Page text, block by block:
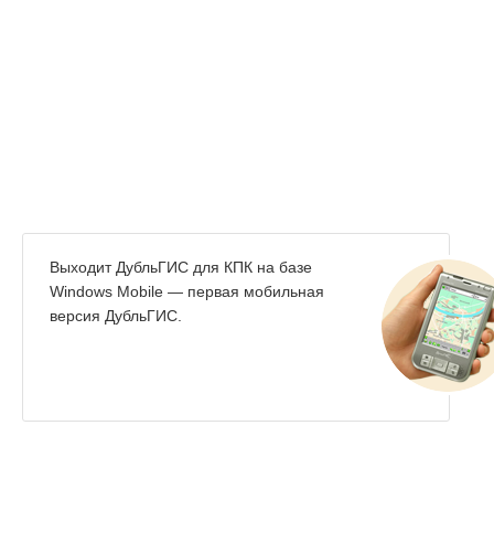
Выходит ДубльГИС для КПК на базе
Windows Mobile — первая мобильная
версия ДубльГИС.